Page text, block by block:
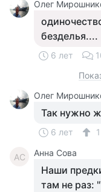
Олег
безделья....
6 лет
Олег
Так нужно
6 лет 1
АС Анна Сова
Наши
там не раз: